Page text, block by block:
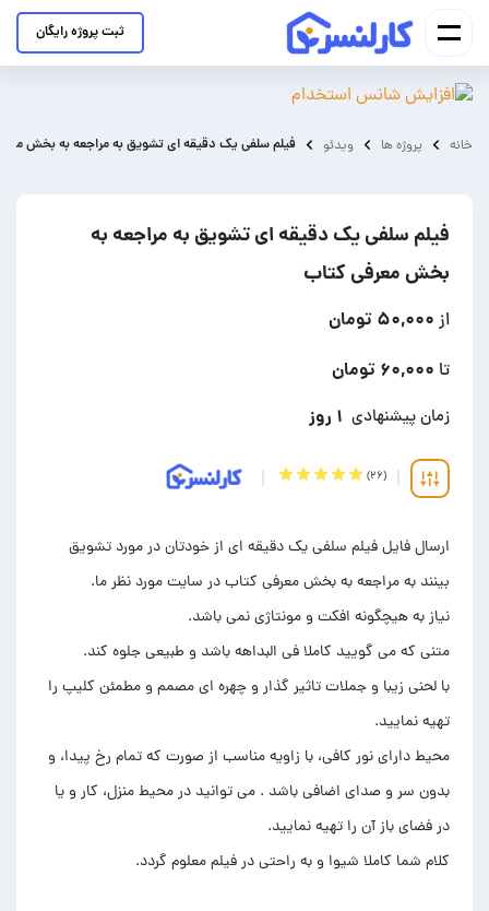
ثبت پروژه رایگان
خانه پروژه ها ویدئو فیلم سلفی یک دقیقه ای تشویق به مراجعه به بخش
فیلم سلفی یک دقیقه ای تشویق به مراجعه به
بخش معرفی کتاب
از ۵۰,۰۰۰ تومان
تا ۶۰,۰۰۰ تومان
زمان پیشنهادی ۱ روز
(۲۶)
ارسال فایل فیلم سلفی یک دقیقه ای از خودتان در مورد تشویق
با لحنی زیبا و جملات تاثیر گذار و چهره ای مصمم و مطمئن کلیپ را
محیط دارای نور کافی، با زاویه مناسب از صورت که تمام رخ پیدا، و
بدون سر و صدای اضافی باشد . می توانید در محیط منزل، کار و یا
کلام شما کاملا شیوا و به راحتی در فیلم معلوم گردد.